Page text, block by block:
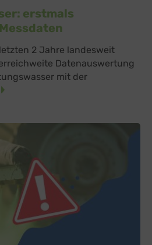
erstmals
2 Jahre landesweit
Datenauswertung
mit der